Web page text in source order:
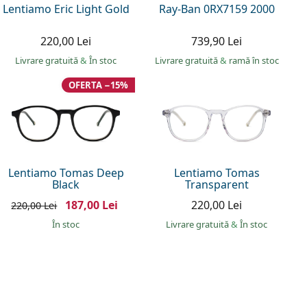
Lentiamo Eric Light Gold
220,00 Lei
Livrare gratuită& În stoc
Ray-Ban 0RX7159 2000
739,90 Lei
Livrare gratuită& ramă în stoc
Lentiamo Tomas Deep
Black
OFERTA −15%
220,00 Lei 187,00 Lei
În stoc
Lentiamo Tomas
Transparent
220,00 Lei
Livrare gratuită& În stoc